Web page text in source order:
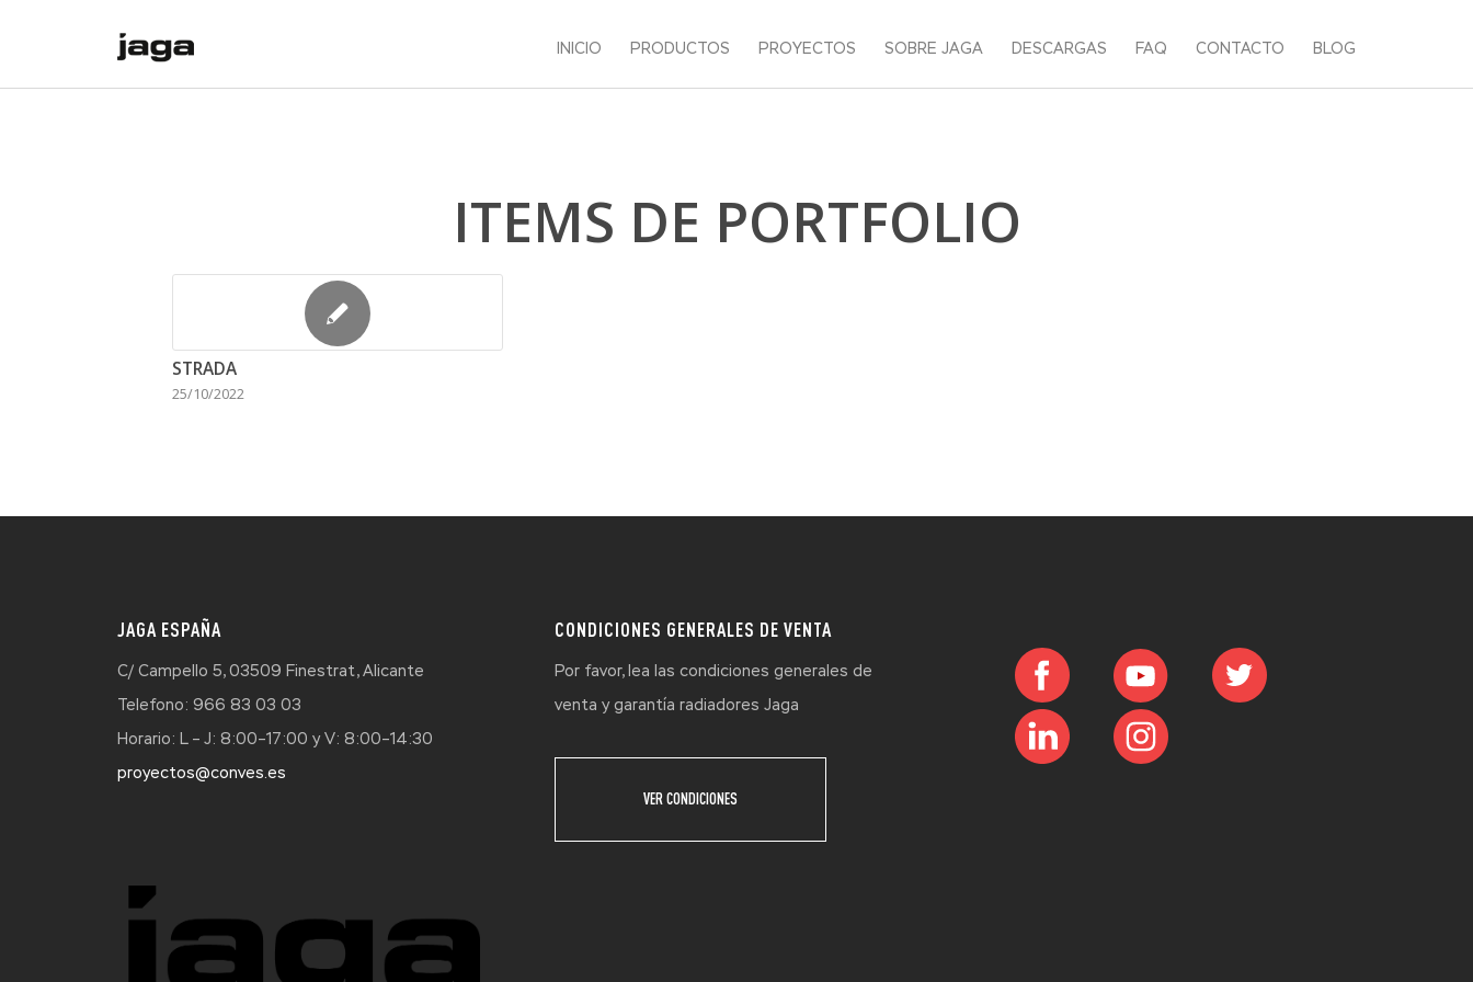
INICIO PRODUCTOS PROYECTOS SOBRE JAGA DESCARGAS FAQ CONTACTO BLOG
ITEMS DE PORTFOLIO
STRADA
25/10/2022
JAGA ESPAÑA
C/ Campello 5, 03509 Finestrat, Alicante
Telefono: 966 83 03 03
Horario: L – J: 8:00–17:00 y V: 8:00–14:30
proyectos@conves.es
CONDICIONES GENERALES DE VENTA
Por favor, lea las condiciones generales de
venta y garantía radiadores Jaga
VER CONDICIONES